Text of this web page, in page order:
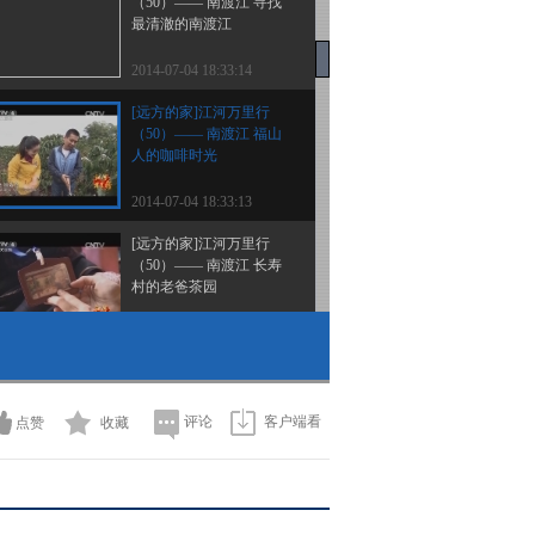
最清澈的南渡江
2014-07-04 18:33:14
[远方的家]江河万里行
（50）—— 南渡江 福山
人的咖啡时光
2014-07-04 18:33:13
[远方的家]江河万里行
（50）—— 南渡江 长寿
村的老爸茶园
硒冷泉 做足部鱼疗
2014-07-03 18:08:14
[远方的家]江河万里行
点赞 收藏 评论 客户端看